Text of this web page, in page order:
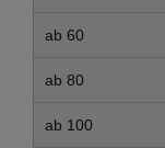
ab 60
ab 80
ab 100